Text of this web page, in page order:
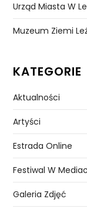
Urząd Miasta W
Muzeum Ziemi
KATEGORIE
Aktualności
Artyści
Estrada Online
Festiwal W
Galeria Zdjęć